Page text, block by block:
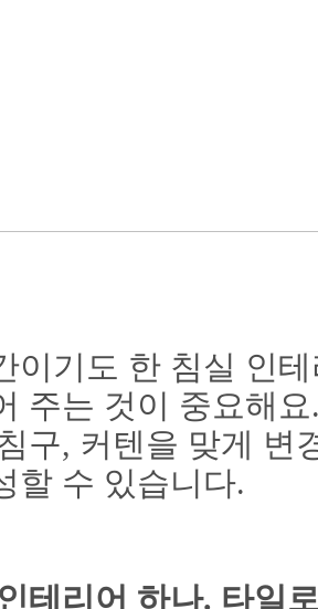
이기도 한 침실 인
주는 것이 중요해
구, 커텐을 맞게 변
할 수 있습니다.
테리어 하나. 타일